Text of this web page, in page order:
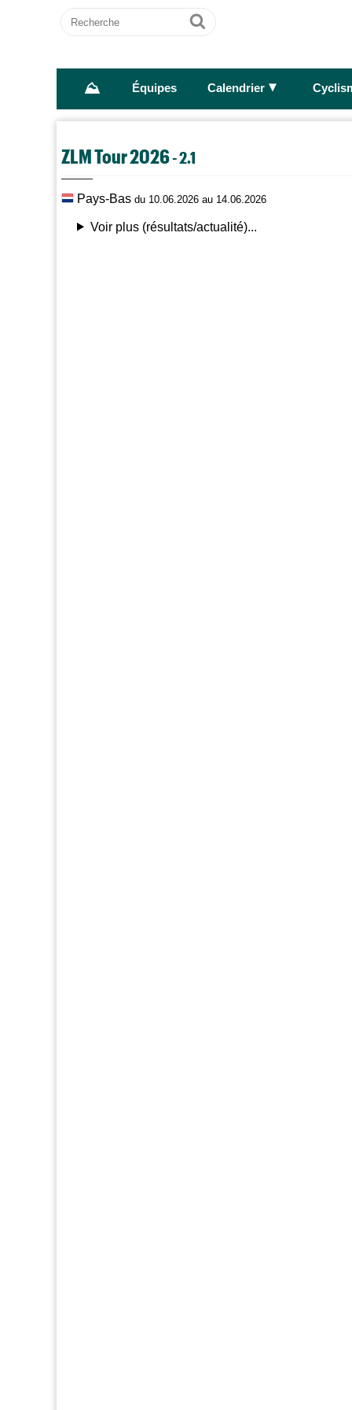
Recherche
Ok
⛰ Équipes Calendrier ►
ZLM Tour 2026- 2.1
Pays-Bas du 10.06.2026 au 14.06.2026
Voir plus (résultats/actualité)...